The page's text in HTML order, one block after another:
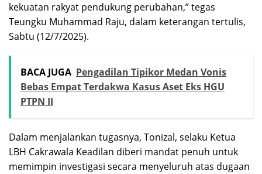
kekuatan rakyat pendukung perubahan,” tegas
Teungku Muhammad Raju, dalam keterangan tertulis,
Sabtu (12/7/2025).
BACA JUGA Pengadilan Tipikor Medan Vonis
Bebas Empat Terdakwa Kasus Aset Eks HGU
PTPN II
Dalam menjalankan tugasnya, Tonizal, selaku Ketua
LBH Cakrawala Keadilan diberi mandat penuh untuk
memimpin investigasi secara menyeluruh atas dugaan